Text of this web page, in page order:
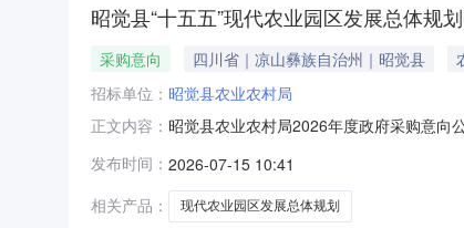
昭觉县“十五五”现代农业园区发展总体规
采购意向 四川省｜凉山彝族自治州｜昭觉县
招标单位： 昭觉县农业农村局
正文内容： 昭觉县农业农村局2026年度政府采购意向
（2026—2030年）预算金额：60.000000
发布时间： 2026-07-15 10:41
相关产品：
现代农业园区发展总体规划